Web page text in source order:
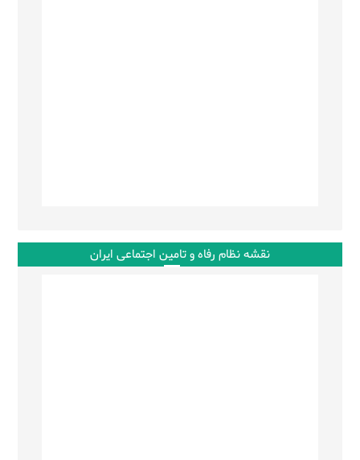
نقشه نظام رفاه و تامین اجتماعی ایران